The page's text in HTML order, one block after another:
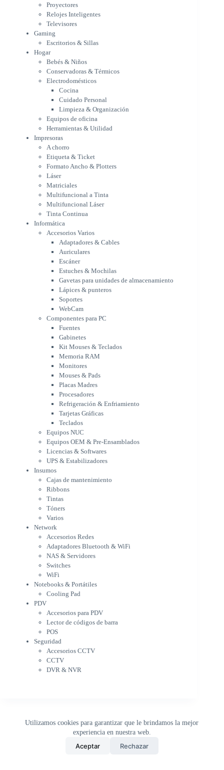
Utilizamos cookies para garantizar que le brindamos la mejor
experiencia en nuestra web.
Aceptar Rechazar
Electrodomésticos
Cocina
Cuidado Personal
Limpieza & Organización
Equipos de oficina
Herramientas & Utilidad
Impresoras
A chorro
Etiqueta & Ticket
Formato Ancho & Plotters
Matriciales
Multifuncional a Tinta
Tinta Continua
Informática
Accesorios Varios
Adaptadores & Cables
Auriculares
Escáner
Estuches & Mochilas
Gavetas para unidades de
almacenamiento
Lápices & punteros
Soportes
WebCam
Componentes para PC
Fuentes
Gabinetes
Kit Mouses & Teclados
Memoria RAM
Monitores
Mouses & Pads
Placas Madres
Procesadores
Refrigeración & Enfriamiento
Tarjetas Gráficas
Teclados
Equipos NUC
Equipos OEM & Pre-Ensamblados
Licencias & Softwares
UPS & Estabilizadores
Insumos
Cajas de mantenimiento
Ribbons
Tintas
Tóners
Varios
Network
Accesorios Redes
Adaptadores Bluetooth & WiFi
Switches
WiFi
Notebooks & Portátiles
Cargador para notebook
Cooling Pad
PDV
Accesorios para PDV
Lector de códigos de barra
POS
Seguridad
Accesorios CCTV
CCTV
DVR & NVR
Sin categorizar
Proyectores
Relojes Inteligentes
Televisores
Gaming
Escritorios & Sillas
Hogar
Bebés & Niños
Conservadoras & Térmicos
Electrodomésticos
Cocina
Cuidado Personal
Limpieza & Organización
Equipos de oficina
Herramientas & Utilidad
Impresoras
A chorro
Etiqueta & Ticket
Formato Ancho & Plotters
Láser
Matriciales
Multifuncional a Tinta
Multifuncional Láser
Tinta Continua
Informática
Accesorios Varios
Adaptadores & Cables
Auriculares
Escáner
Estuches & Mochilas
Gavetas para unidades de almacenamiento
Lápices & punteros
Soportes
WebCam
Componentes para PC
Fuentes
Gabinetes
Kit Mouses & Teclados
Memoria RAM
Monitores
Mouses & Pads
Placas Madres
Procesadores
Refrigeración & Enfriamiento
Tarjetas Gráficas
Teclados
Equipos NUC
Equipos OEM & Pre-Ensamblados
Licencias & Softwares
UPS & Estabilizadores
Insumos
Cajas de mantenimiento
Ribbons
Tintas
Tóners
Varios
Network
Accesorios Redes
Adaptadores Bluetooth & WiFi
NAS & Servidores
Switches
WiFi
Notebooks & Portátiles
Cooling Pad
PDV
Accesorios para PDV
Lector de códigos de barra
POS
Seguridad
Accesorios CCTV
CCTV
DVR & NVR